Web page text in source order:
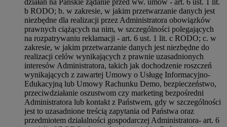
b RODO; b. w zakresie, w jakim przetwarzanie danych jest
niezbędne dla realizacji przez Administratora obowiązków
prawnych ciążących na nim, w szczególności polegających
na rozpatrywaniu reklamacji - art. 6 ust. 1 lit. c RODO; c. w
zakresie, w jakim przetwarzanie danych jest niezbędne do
realizacji celów wynikających z prawnie uzasadnionych
interesów Administratora, takich jak dochodzenie roszczeń
wynikających z zawartej Umowy o Usługę Informacyjno-
Edukacyjną lub Umowy Rachunku Demo, bezpieczeństwo,
przeciwdziałanie oszustwom czy marketing bezpośredni
Administratora lub kontakt z Państwem, gdy w szczególności
jest to uzasadnione treścią zapytania od Państwa oraz
przedmiotem działalności gospodarczej Administratora- art. 6